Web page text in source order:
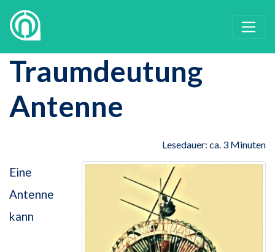
Traumdeutung
Antenne
Lesedauer: ca. 3 Minuten
Eine
Antenne
kann